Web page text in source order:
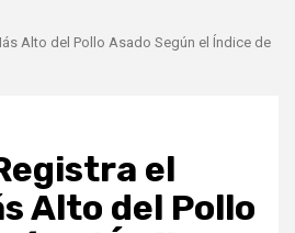
Alto del Pollo Asado Según el Índice de
el
Alto del Pollo